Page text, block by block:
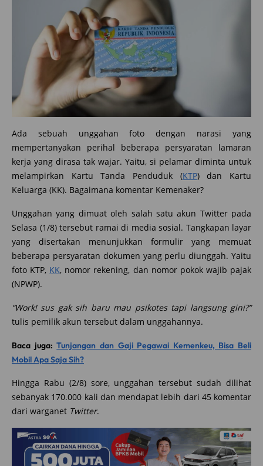
Ada sebuah unggahan foto dengan narasi yang
mempertanyakan perihal beberapa persyaratan lamaran
kerja yang dirasa tak wajar. Yaitu, si pelamar diminta untuk
melampirkan Kartu Tanda Penduduk (KTP) dan Kartu
Keluarga (KK). Bagaimana komentar Kemenaker?
Unggahan yang dimuat oleh salah satu akun Twitter pada
Selasa (1/8) tersebut ramai di media sosial. Tangkapan layar
yang disertakan menunjukkan formulir yang memuat
beberapa persyaratan dokumen yang perlu diunggah. Yaitu
foto KTP, KK, nomor rekening, dan nomor pokok wajib pajak
(NPWP).
“Work! sus gak sih baru mau psikotes tapi langsung gini?”
tulis pemilik akun tersebut dalam unggahannya.
Baca juga:Tunjangan dan Gaji Pegawai Kemenkeu, Bisa Beli
Mobil Apa Saja Sih?
Hingga Rabu (2/8) sore, unggahan tersebut sudah dilihat
sebanyak 170.000 kali dan mendapat lebih dari 45 komentar
dari warganet Twitter.